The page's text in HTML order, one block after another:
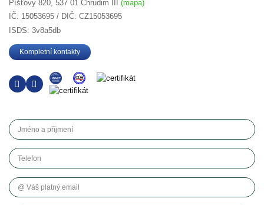
Píšťovy 820, 537 01 Chrudim III (mapa)
IČ: 15053695 / DIČ: CZ15053695
ISDS: 3v8a5db
Kompletní kontakty
Jméno a příjmení
Telefon
Váš platný email